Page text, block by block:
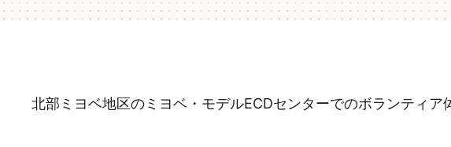
北部ミヨベ地区のミヨベ・モデルECDセンターでのボランティア